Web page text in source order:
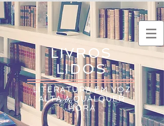
LIVROS
LIDOS
LITERATURA EM VOZ
ALTA A QUALQUER
HORA